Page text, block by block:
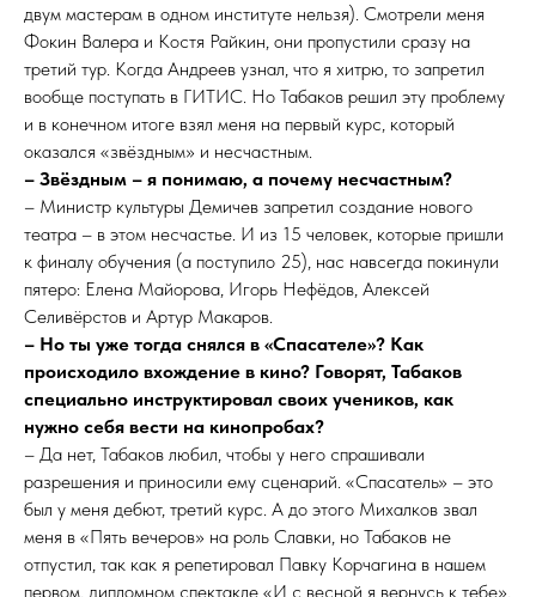
двум мастерам в одном институте нельзя). Смотрели меня
Фокин Валера и Костя Райкин, они пропустили сразу на
третий тур. Когда Андреев узнал, что я хитрю, то запретил
вообще поступать в ГИТИС. Но Табаков решил эту проблему
и в конечном итоге взял меня на первый курс, который
оказался «звёздным» и несчастным.
– Звёздным – я понимаю, а почему несчастным?
– Министр культуры Демичев запретил создание нового
театра – в этом несчастье. И из 15 человек, которые пришли
к финалу обучения (а поступило 25), нас навсегда покинули
пятеро: Елена Майорова, Игорь Нефёдов, Алексей
Селивёрстов и Артур Макаров.
– Но ты уже тогда снялся в «Спасателе»? Как
происходило вхождение в кино? Говорят, Табаков
специально инструктировал своих учеников, как
нужно себя вести на кинопробах?
– Да нет, Табаков любил, чтобы у него спрашивали
разрешения и приносили ему сценарий. «Спасатель» – это
был у меня дебют, третий курс. А до этого Михалков звал
меня в «Пять вечеров» на роль Славки, но Табаков не
отпустил, так как я репетировал Павку Корчагина в нашем
первом, дипломном спектакле «И с весной я вернусь к тебе»,